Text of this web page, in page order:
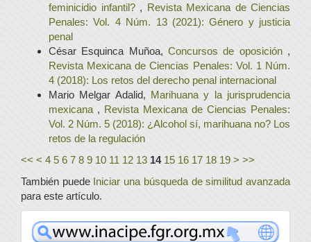
feminicidio infantil? , Revista Mexicana de Ciencias
Penales: Vol. 4 Núm. 13 (2021): Género y justicia
penal
César Esquinca Muñoa, Concursos de oposición ,
Revista Mexicana de Ciencias Penales: Vol. 1 Núm.
4 (2018): Los retos del derecho penal internacional
Mario Melgar Adalid, Marihuana y la jurisprudencia
mexicana , Revista Mexicana de Ciencias Penales:
Vol. 2 Núm. 5 (2018): ¿Alcohol sí, marihuana no? Los
retos de la regulación
<< < 4 5 6 7 8 9 10 11 12 13 14 15 16 17 18 19 > >>
También puede Iniciar una búsqueda de similitud avanzada
para este artículo.
www